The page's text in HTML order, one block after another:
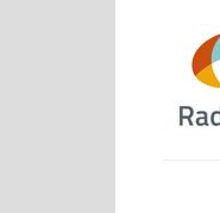
springen